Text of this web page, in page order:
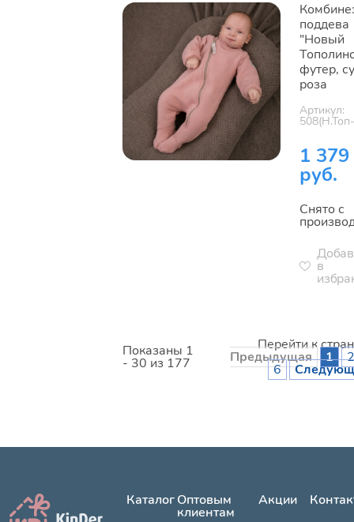
поддева
"Новый
футер,
роза
Артикул:
1 379
руб.
Снято с
в
Показаны 1
- 30 из 177
Перейти к
Предыдущая 1 2
6
КаталогОптовым
клиентам
Акции